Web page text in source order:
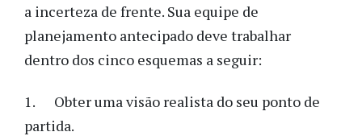
a incerteza de frente. Sua equipe de
planejamento antecipado deve trabalhar
dentro dos cinco esquemas a seguir:
1. Obter uma visão realista do seu ponto de
partida.